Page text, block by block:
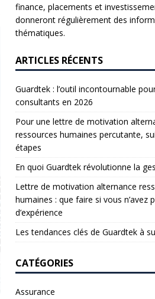
finance, placements et
donneront régulièrement des
thématiques.
ARTICLES RÉCENTS
Guardtek : l’outil incontournable
consultants en 2026
Pour une lettre de motivation
ressources humaines percutante,
étapes
En quoi Guardtek révolutionne la
Lettre de motivation alternance
humaines : que faire si vous n’avez
d’expérience
Les tendances clés de Guardtek à
CATÉGORIES
Assurance